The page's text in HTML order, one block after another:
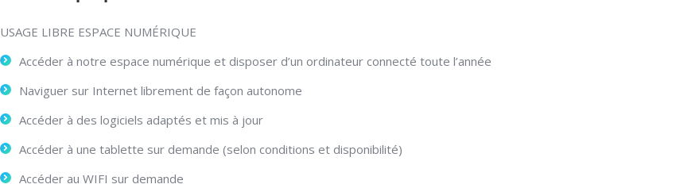
USAGE LIBRE ESPACE NUMÉRIQUE
Accéder à notre espace numérique et disposer d’un ordinateur connecté toute l’année
Naviguer sur Internet librement de façon autonome
Accéder à des logiciels adaptés et mis à jour
Accéder à une tablette sur demande (selon conditions et disponibilité)
Accéder au WIFI sur demande